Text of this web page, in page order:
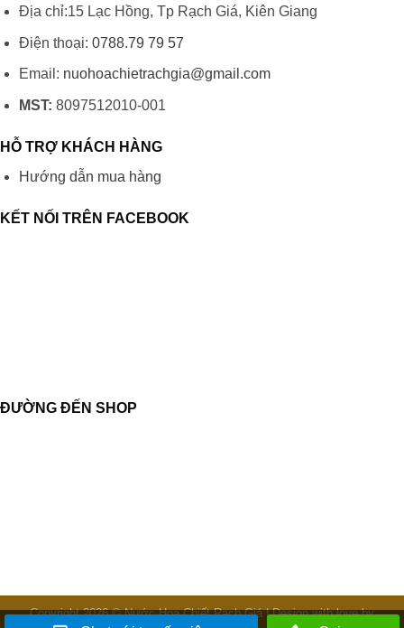
Địa chỉ:15 Lạc Hồng, Tp Rạch Giá, Kiên Giang
Điện thoại: 0788.79 79 57
Email: nuohoachietrachgia@gmail.com
MST: 8097512010-001
HỖ TRỢ KHÁCH HÀNG
Hướng dẫn mua hàng
KẾT NỐI TRÊN FACEBOOK
ĐƯỜNG ĐẾN SHOP
Copyright 2026 © Nước Hoa Chiết Rạch Giá | Design with love by